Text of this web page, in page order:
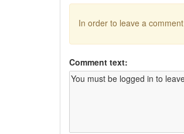
In order to leave a comment
Comment text: